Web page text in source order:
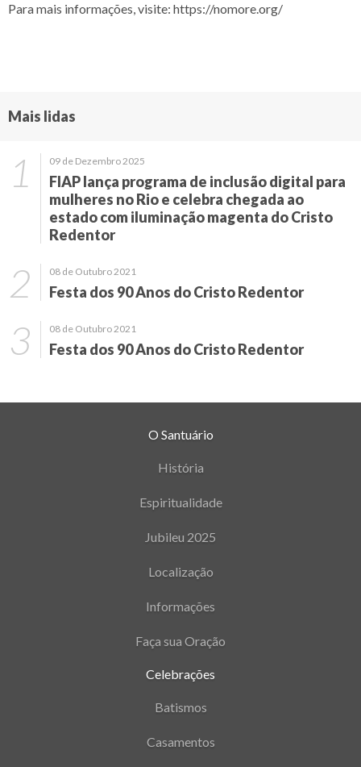
Para mais informações, visite: https://nomore.org/
Mais lidas
09 de Dezembro 2025
FIAP lança programa de inclusão digital para
mulheres no Rio e celebra chegada ao
estado com iluminação magenta do Cristo
Redentor
08 de Outubro 2021
Festa dos 90 Anos do Cristo Redentor
08 de Outubro 2021
Festa dos 90 Anos do Cristo Redentor
O Santuário
História
Espiritualidade
Jubileu 2025
Localização
Informações
Faça sua Oração
Celebrações
Batismos
Casamentos